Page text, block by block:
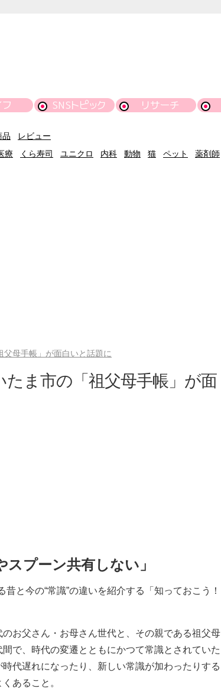
SNSトピック リサーチ
品
レビュー
療 くら寿司 ユニクロ 内科 動物 猫 ペット 薬剤師
母手帳」が面白いと話題に
ま市の「祖父母手帳」が面
プーン共有しない」
と今の“常識”の違いを紹介する「知っておこう！
お父さん・お母さん世代と、その親である祖父母
間で、時代の変遷とともにかつて常識とされていた
時代遅れになったり、新しい常識が加わったりする
あること。